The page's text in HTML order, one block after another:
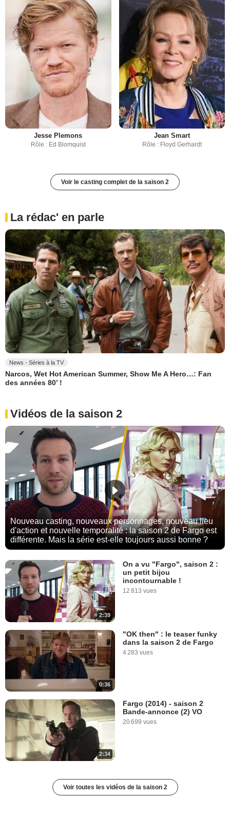
Jesse Plemons
Rôle : Ed Blomquist
Jean Smart
Rôle : Floyd Gerhardt
Voir le casting complet de la saison 2
La rédac' en parle
News - Séries à la TV
Narcos, Wet Hot American Summer, Show Me A Hero…: Fan
des années 80’ !
Vidéos de la saison 2
Nouveau casting, nouveaux personnages, nouveau lieu
d'action et nouvelle temporalité : la saison 2 de Fargo est
différente. Mais la série est-elle toujours aussi bonne ?
2:39
On a vu "Fargo", saison 2 :
un petit bijou
incontournable !
12 813 vues
0:36
"OK then" : le teaser funky
dans la saison 2 de Fargo
4 283 vues
2:34
Fargo (2014) - saison 2
Bande-annonce (2) VO
20 699 vues
Voir toutes les vidéos de la saison 2